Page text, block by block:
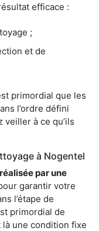
efficace :
;
et de
primordial que les
l’ordre défini
à ce qu’ils
à Nogentel
par une
garantir votre
l’étape de
primordial de
là une condition fixe